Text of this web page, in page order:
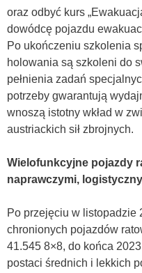
oraz odbyć kurs
dowódcę pojazdu
Po ukończeniu szkolenia
holowania są szkoleni do
pełnienia zadań
potrzeby gwarantują
wnoszą istotny wkład w
austriackich sił zbrojnych.
Wielofunkcyjne pojazdy
naprawczymi,
Po przejęciu w listopadzie
chronionych pojazdów
41.545 8×8, do końca
postaci średnich i lekkich